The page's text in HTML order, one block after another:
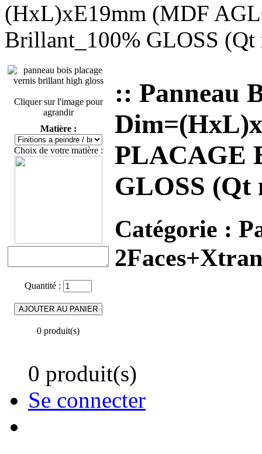
(HxL)xE19mm (MDF
Brillant_100% GLOSS (Qt
Cliquer sur l'image pour
agrandir
Matière :
Choix de votre matière :
Quantité :
0 produit(s)
:: Panneau
PLACAGE
GLOSS (Qt
Catégorie :
0 produit(s)
Se connecter